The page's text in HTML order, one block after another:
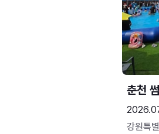
춘천
강원특